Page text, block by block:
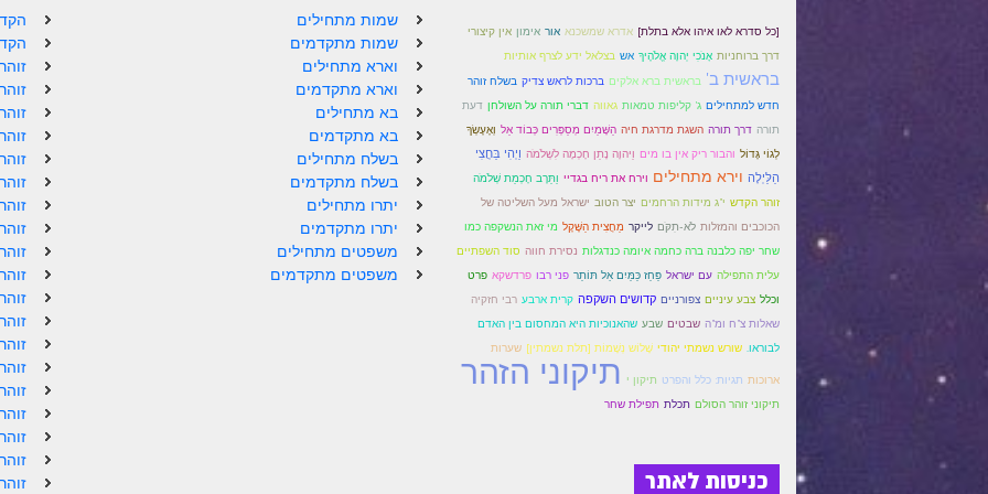
שמות מתחילים
שמות מתקדמים
וארא מתחילים
וארא מתקדמים
בא מתחילים
בא מתקדמים
בשלח מתחילים
בשלח מתקדמים
יתרו מתחילים
יתרו מתקדמים
משפטים מתחילים
משפטים מתקדמים
[כל סדרא לאו איהו אלא בתלת] אדרא שמשכנא אור אימון אין קיצורי
דרך ברוחניות אָנֹכִי יְהוָה אֱלֹהֶיךָ אש בצלאל ידע לצרף אותיות
בראשית ב' בראשית ברא אלקים ברכות לראש צדיק בשלח זוהר
חדש למתחילים ג' קליפות טמאות גאווה דברי תורה על השולחן דעת
תורה דרך תורה השגת מדרגת חיה הַשָּׁמַיִם מְסַפְּרִים כְּבוֹד אֵל וְאֶעֶשְׂךָ
לְגוֹי גָּדוֹל והבור ריק אין בו מים וַיהוָה נָתַן חָכְמָה לִשְׁלֹמֹה וַיְהִי בַּחֲצִי
הַלַּיְלָה וירא מתחילים וירח את ריח בגדיי וַתֵּרֶב חָכְמַת שְׁלֹמֹה
זוהר הקדש י"ג מידות הרחמים יצר הטוב ישראל מעל השליטה של
הכוכבים והמזלות לֹא-תִקֹּם לייקר מַחֲצִית הַשֶּׁקֶל מי זאת הנשקפה כמו
שחר יפה כלבנה ברה כחמה איומה כנדגלות נסירת חווה סוד השפתיים
עלית התפילה עם ישראל פַּחַז כַּמַּיִם אַל תּוֹתַר פני רבו פרדשקא פרט
וכלל צבע עיניים צפורניים קדושים השקפה קרית ארבע רבי חזקיה
שאלות צ"ח ומ"ה שבטים שבע שהאנוכיות היא המחסום בין האדם
לבוראו. שורש נשמתי יהודי שָׁלוֹש נְשָׁמוֹת [תלת נשמתין] שערות
ארוכות תגיות: כלל והפרט תיקון י תיקוני הזהר
תיקוני זוהר הסולם תכלת תפילת שחר
כניסות לאתר